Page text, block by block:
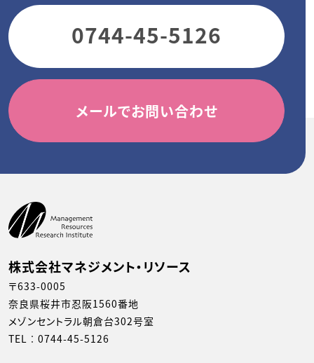
0744-45-5126
メールでお問い合わせ
株式会社マネジメント・リソース
〒633-0005
奈良県桜井市忍阪1560番地
メゾンセントラル朝倉台302号室
TEL︰ 0744-45-5126